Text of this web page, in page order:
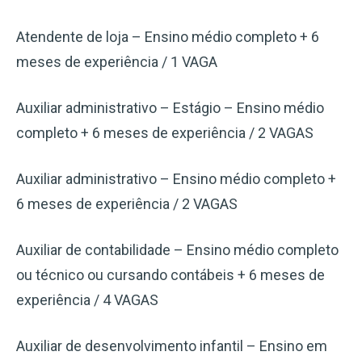
Atendente de loja – Ensino médio completo + 6
meses de experiência / 1 VAGA
Auxiliar administrativo – Estágio – Ensino médio
completo + 6 meses de experiência / 2 VAGAS
Auxiliar administrativo – Ensino médio completo +
6 meses de experiência / 2 VAGAS
Auxiliar de contabilidade – Ensino médio completo
ou técnico ou cursando contábeis + 6 meses de
experiência / 4 VAGAS
Auxiliar de desenvolvimento infantil – Ensino em